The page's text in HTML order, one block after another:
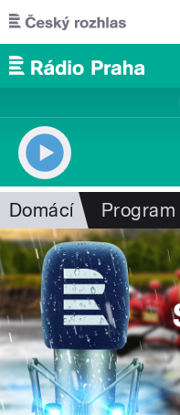
Přejít k hlavnímu obsahu
Domácí Program